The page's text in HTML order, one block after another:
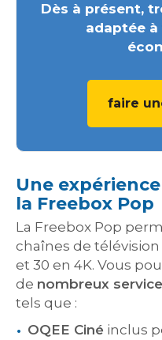
Dès à présent,
adaptée
faire
Une
la Freebox Pop
La Freebox Pop
chaînes de
et 30 en 4K. Vous
de nombreux
tels que :
OQEE Ciné inclus